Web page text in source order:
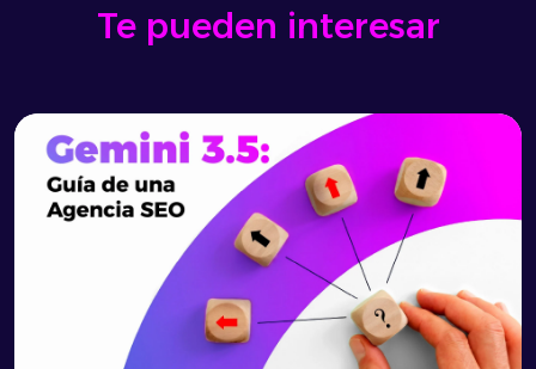
Te pueden interesar